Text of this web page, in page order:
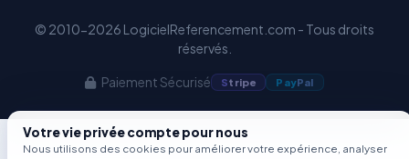
© 2010-2026 LogicielReferencement.com - Tous droits
réservés.
Paiement Sécurisé Stripe PayPal
Votre vie privée compte pour nous
Nous utilisons des cookies pour améliorer votre expérience, analyser